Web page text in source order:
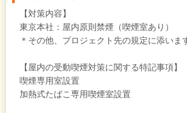
【対策内容】
東京本社：屋内原則禁煙（喫煙室あり）
＊その他、プロジェクト先の規定に添いま
【屋内の受動喫煙対策に関する特記事項】
喫煙専用室設置
加熱式たばこ専用喫煙室設置